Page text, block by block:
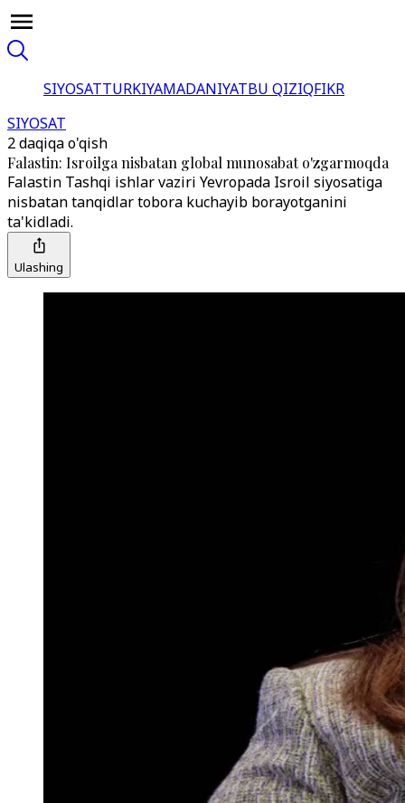
SIYOSATTURKIYAMADANIYATBU QIZIQFIKR
SIYOSAT
2 daqiqa o'qish
Falastin: Isroilga nisbatan global munosabat o'zgarmoqda
Falastin Tashqi ishlar vaziri Yevropada Isroil siyosatiga
nisbatan tanqidlar tobora kuchayib borayotganini
ta'kidladi.
Ulashing